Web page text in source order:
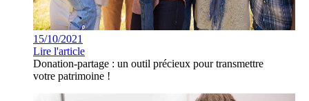
15/10/2021
Lire l'article
Donation-partage : un outil précieux pour transmettre
votre patrimoine !